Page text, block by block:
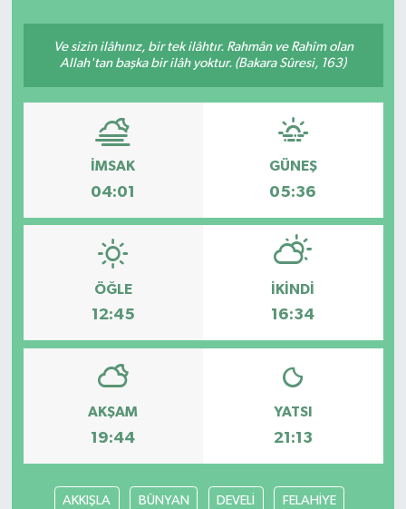
Ve sizin ilâhınız, bir tek ilâhtır. Rahmân ve Rahîm olan
Allah'tan başka bir ilâh yoktur. (Bakara Sûresi, 163)
İMSAK
04:01
GÜNEŞ
05:36
ÖĞLE
12:45
İKINDI
16:34
AKŞAM
19:44
YATSI
21:13
AKKIŞLA BÜNYAN DEVELİ FELAHİYE
EĞİTİM
EKONOMİ
English News
Finans
GÜNDEM